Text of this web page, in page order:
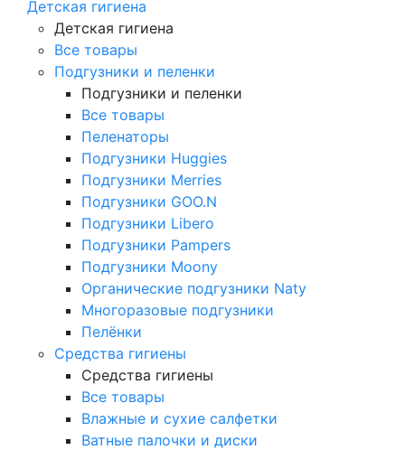
Детская гигиена
Детская гигиена
Все товары
Подгузники и пеленки
Подгузники и пеленки
Все товары
Пеленаторы
Подгузники Huggies
Подгузники Merries
Подгузники GOO.N
Подгузники Libero
Подгузники Pampers
Подгузники Moony
Органические подгузники Naty
Многоразовые подгузники
Пелёнки
Средства гигиены
Средства гигиены
Все товары
Влажные и сухие салфетки
Ватные палочки и диски